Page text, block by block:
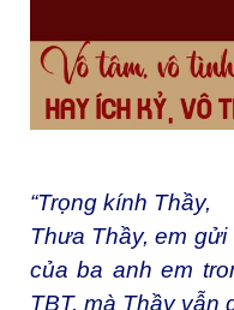
“Trọng kính Thầy,
Thưa Thầy, em
của ba anh em
TBT, mà Thầy vẫn